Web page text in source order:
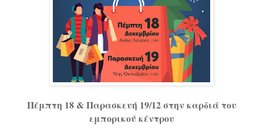
Πέμπτη 18 & Παρασκευή 19/12 στην καρδιά του
εμπορικού κέντρου